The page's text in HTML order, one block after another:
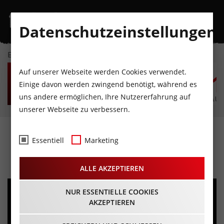
EVENTKALENDER
SO
9
AUGUST
MO
10
AUGUST
DI
11
AUGUST
MI
12
AUGUST
DO
13
AUGUST
David Mana Trio
18.11.2023 - Beginn 20:00 Uhr
Datenschutzeinstellungen
Auf unserer Webseite werden Cookies verwendet.
Einige davon werden zwingend benötigt, während es
uns andere ermöglichen, Ihre Nutzererfahrung auf
unserer Webseite zu verbessern.
Essentiell Marketing
ALLE AKZEPTIEREN
NUR ESSENTIELLE COOKIES
AKZEPTIEREN